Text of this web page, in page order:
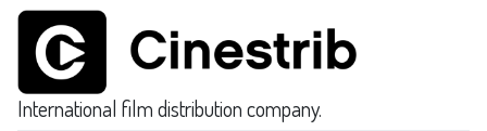
International film distribution company.